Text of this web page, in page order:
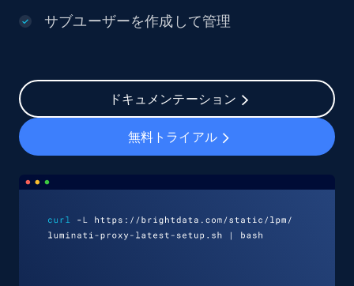
サブユーザーを作成して管理
ドキュメンテーション
無料トライアル